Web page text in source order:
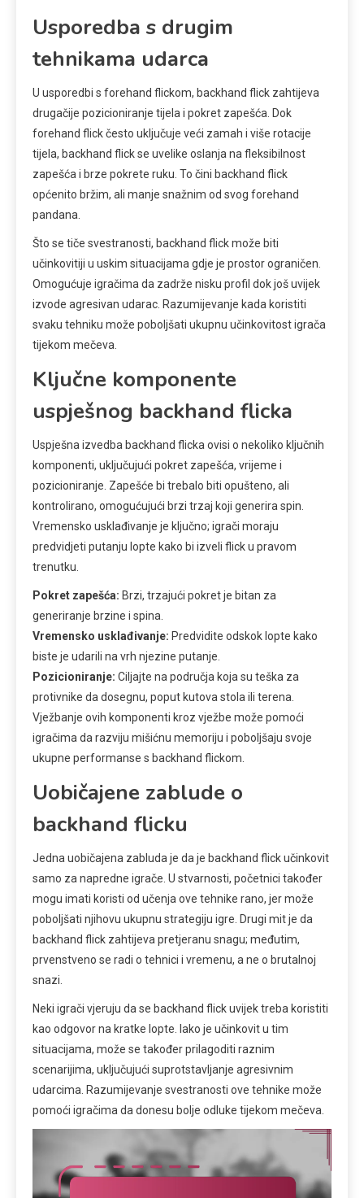
Usporedba s drugim
tehnikama udarca
U usporedbi s forehand flickom, backhand flick zahtijeva
drugačije pozicioniranje tijela i pokret zapešća. Dok
forehand flick često uključuje veći zamah i više rotacije
tijela, backhand flick se uvelike oslanja na fleksibilnost
zapešća i brze pokrete ruku. To čini backhand flick
općenito bržim, ali manje snažnim od svog forehand
pandana.
Što se tiče svestranosti, backhand flick može biti
učinkovitiji u uskim situacijama gdje je prostor ograničen.
Omogućuje igračima da zadrže nisku profil dok još uvijek
izvode agresivan udarac. Razumijevanje kada koristiti
svaku tehniku može poboljšati ukupnu učinkovitost igrača
tijekom mečeva.
Ključne komponente
uspješnog backhand flicka
Uspješna izvedba backhand flicka ovisi o nekoliko ključnih
komponenti, uključujući pokret zapešća, vrijeme i
pozicioniranje. Zapešće bi trebalo biti opušteno, ali
kontrolirano, omogućujući brzi trzaj koji generira spin.
Vremensko usklađivanje je ključno; igrači moraju
predvidjeti putanju lopte kako bi izveli flick u pravom
trenutku.
Pokret zapešća: Brzi, trzajući pokret je bitan za
generiranje brzine i spina.
Vremensko usklađivanje: Predvidite odskok lopte kako
biste je udarili na vrh njezine putanje.
Pozicioniranje: Ciljajte na područja koja su teška za
protivnike da dosegnu, poput kutova stola ili terena.
Vježbanje ovih komponenti kroz vježbe može pomoći
igračima da razviju mišićnu memoriju i poboljšaju svoje
ukupne performanse s backhand flickom.
Uobičajene zablude o
backhand flicku
Jedna uobičajena zabluda je da je backhand flick učinkovit
samo za napredne igrače. U stvarnosti, početnici također
mogu imati koristi od učenja ove tehnike rano, jer može
poboljšati njihovu ukupnu strategiju igre. Drugi mit je da
backhand flick zahtijeva pretjeranu snagu; međutim,
prvenstveno se radi o tehnici i vremenu, a ne o brutalnoj
snazi.
Neki igrači vjeruju da se backhand flick uvijek treba koristiti
kao odgovor na kratke lopte. Iako je učinkovit u tim
situacijama, može se također prilagoditi raznim
scenarijima, uključujući suprotstavljanje agresivnim
udarcima. Razumijevanje svestranosti ove tehnike može
pomoći igračima da donesu bolje odluke tijekom mečeva.